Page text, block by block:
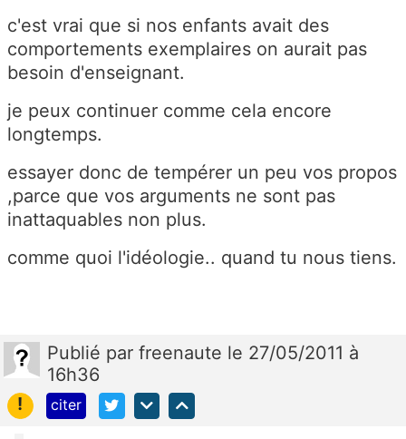
c'est vrai que si nos enfants avait des
comportements exemplaires on aurait pas
besoin d'enseignant.
je peux continuer comme cela encore
longtemps.
essayer donc de tempérer un peu vos propos
,parce que vos arguments ne sont pas
inattaquables non plus.
comme quoi l'idéologie.. quand tu nous tiens.
Publié par freenaute le 27/05/2011 à
16h36
!
citer